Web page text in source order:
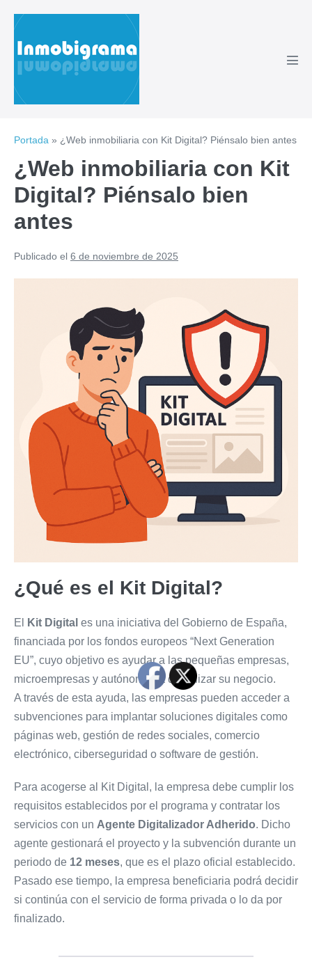
contenido
Portada » ¿Web inmobiliaria con Kit Digital? Piénsalo bien antes
¿Web inmobiliaria con Kit
Digital? Piénsalo bien
antes
Publicado el 6 de noviembre de 2025
¿Qué es el Kit Digital?
El Kit Digital es una iniciativa del Gobierno de España,
financiada por los fondos europeos “Next Generation
EU”, cuyo objetivo es ayudar a las pequeñas empresas,
microempresas y autónomos a digitalizar su negocio.
A través de esta ayuda, las empresas pueden acceder a
subvenciones para implantar soluciones digitales como
páginas web, gestión de redes sociales, comercio
electrónico, ciberseguridad o software de gestión.
Para acogerse al Kit Digital, la empresa debe cumplir los
requisitos establecidos por el programa y contratar los
servicios con un Agente Digitalizador Adherido. Dicho
agente gestionará el proyecto y la subvención durante un
periodo de 12 meses, que es el plazo oficial establecido.
Pasado ese tiempo, la empresa beneficiaria podrá decidir
si continúa con el servicio de forma privada o lo da por
finalizado.